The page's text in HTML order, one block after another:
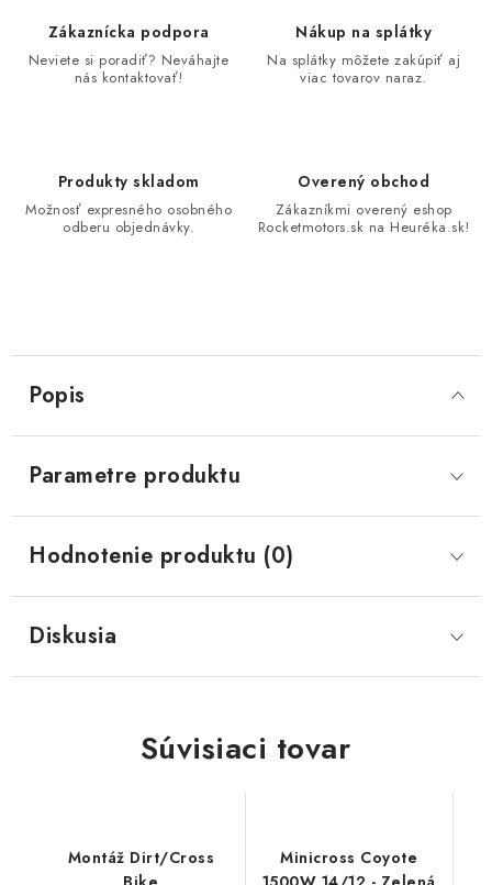
Zákaznícka podpora
Neviete si poradiť? Neváhajte
nás kontaktovať!
Nákup na splátky
Na splátky môžete zakúpiť aj
viac tovarov naraz.
Produkty skladom
Možnosť expresného osobného
odberu objednávky.
Overený obchod
Zákazníkmi overený eshop
Rocketmotors.sk na Heuréka.sk!
Popis
Parametre produktu
Hodnotenie produktu (0)
Diskusia
Súvisiaci tovar
Montáž Dirt/Cross
Minicross Coyote